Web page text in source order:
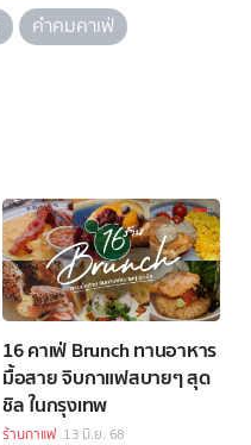
คำคมคาเฟ่
16 คาเฟ่ Brunch ทานอาหาร
มื้อสาย จิบกาแฟสบายๆ สุด
ชิล ในกรุงเทพ
ร้านกาแฟ 13 มิ.ย. 68